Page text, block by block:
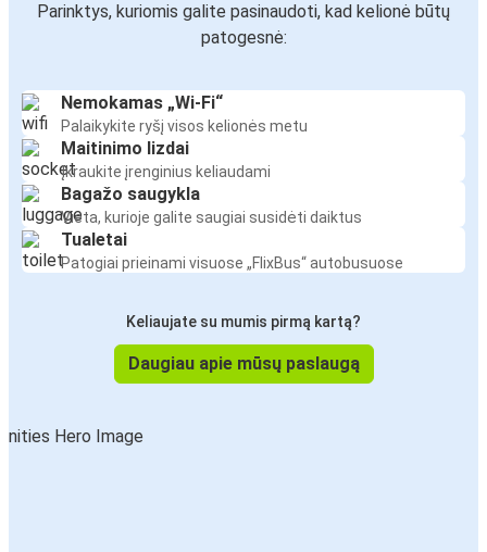
Parinktys, kuriomis galite pasinaudoti, kad kelionė būtų
patogesnė:
Nemokamas „Wi-Fi“
Palaikykite ryšį visos kelionės metu
Maitinimo lizdai
Įkraukite įrenginius keliaudami
Bagažo saugykla
Vieta, kurioje galite saugiai susidėti daiktus
Tualetai
Patogiai prieinami visuose „FlixBus“ autobusuose
Keliaujate su mumis pirmą kartą?
Daugiau apie mūsų paslaugą